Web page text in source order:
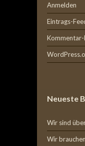
Anmelden
Eintrags-
Kommentar-
Neueste
Wir sind
Wir